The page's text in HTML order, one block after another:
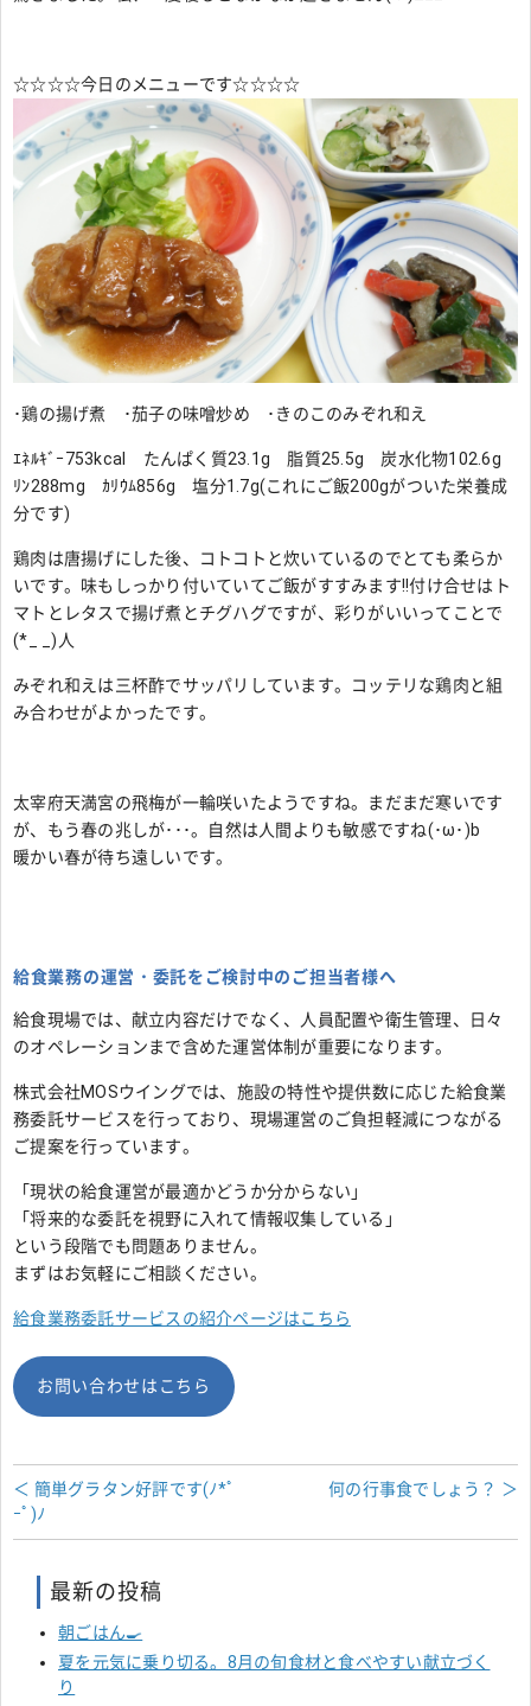
☆☆☆☆今日のメニューです☆☆☆☆
･鶏の揚げ煮 ･茄子の味噌炒め ･きのこのみぞれ和え
ｴﾈﾙｷﾞｰ753kcal たんぱく質23.1g 脂質25.5g 炭水化物102.6g
ﾘﾝ288mg ｶﾘｳﾑ856g 塩分1.7g(これにご飯200gがついた栄養成
分です)
鶏肉は唐揚げにした後、コトコトと炊いているのでとても柔らか
いです。味もしっかり付いていてご飯がすすみます!!付け合せはト
マトとレタスで揚げ煮とチグハグですが、彩りがいいってことで
(*_ _)人
みぞれ和えは三杯酢でサッパリしています。コッテリな鶏肉と組
み合わせがよかったです。
太宰府天満宮の飛梅が一輪咲いたようですね。まだまだ寒いです
が、もう春の兆しが･･･。自然は人間よりも敏感ですね(･ω･)b
暖かい春が待ち遠しいです。
給食業務の運営・委託をご検討中のご担当者様へ
給食現場では、献立内容だけでなく、人員配置や衛生管理、日々
のオペレーションまで含めた運営体制が重要になります。
株式会社MOSウイングでは、施設の特性や提供数に応じた給食業
務委託サービスを行っており、現場運営のご負担軽減につながる
ご提案を行っています。
「現状の給食運営が最適かどうか分からない」
「将来的な委託を視野に入れて情報収集している」
という段階でも問題ありません。
まずはお気軽にご相談ください。
給食業務委託サービスの紹介ページはこちら
お問い合わせはこちら
何の行事食でしょう？ ＞
＜ 簡単グラタン好評です(ﾉ*ﾟ
ｰﾟ)ﾉ
最新の投稿
朝ごはん🍳
夏を元気に乗り切る。8月の旬食材と食べやすい献立づく
り